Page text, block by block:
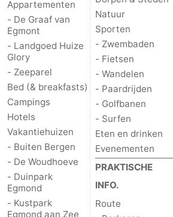
Appartementen
- De Graaf van
Egmont
- Landgoed Huize
Glory
- Zeeparel
Bed (& breakfasts)
Campings
Hotels
Vakantiehuizen
- Buiten Bergen
- De Woudhoeve
- Duinpark
Egmond
- Kustpark
Egmond aan Zee
Natuur
Sporten
- Zwembaden
- Fietsen
- Wandelen
- Paardrijden
- Golfbanen
- Surfen
Eten en drinken
Evenementen
PRAKTISCHE
INFO.
Route